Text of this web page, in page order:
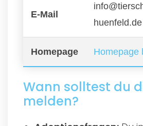
E-Mail
huenfeld.de
Homepage Homepage
Wann solltest du
melden?